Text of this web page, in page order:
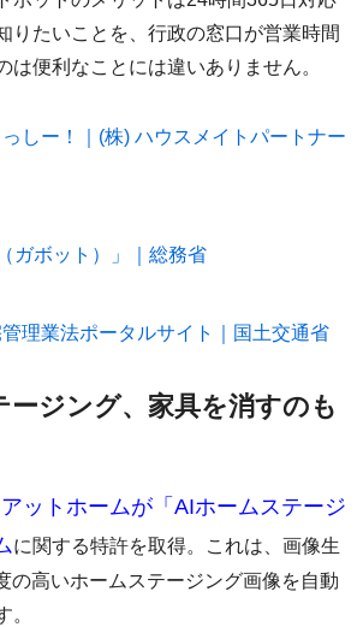
りたいことを、行政の窓口が営業時間
は便利なことには違いありません。
しー！｜(株) ハウスメイトパートナー
ガボット）」｜総務省
理業法ポータルサイト｜国土交通省
ージング、家具を消すのも
アットホームが「AIホームステージ
に関する特許を取得。これは、画像生
の高いホームステージング画像を自動
。